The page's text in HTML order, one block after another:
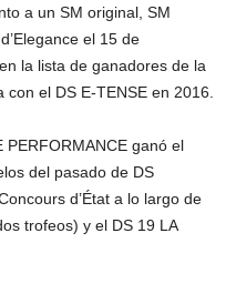
a un SM original, SM
el 15 de
la lista de ganadores de la
el DS E-TENSE en 2016.
PERFORMANCE ganó el
del pasado de DS
d’État a lo largo de
trofeos) y el DS 19 LA